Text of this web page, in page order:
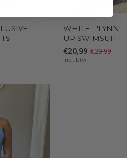
WHITE - 'LYNN' -
UP SWIMSUIT
€20,99 €29,99
Incl. btw